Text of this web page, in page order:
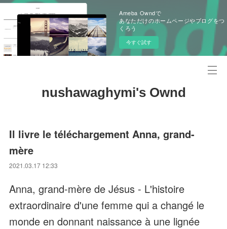
Ameba Owndで
あなただけのホームページやブログをつ
くろう
今すぐ試す
nushawaghymi's Ownd
Il livre le téléchargement Anna, grand-
mère
2021.03.17 12:33
Anna, grand-mère de Jésus - L'histoire
extraordinaire d'une femme qui a changé le
monde en donnant naissance à une lignée